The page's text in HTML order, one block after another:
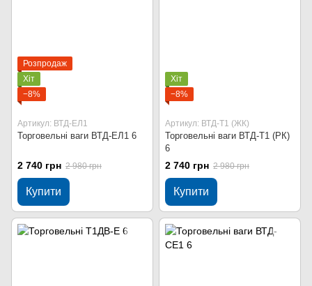
Розпродаж
Хіт
−8%
Артикул: ВТД-ЕЛ1
Торговельні ваги ВТД-ЕЛ1 6
2 740 грн 2 980 грн
Купити
Хіт
−8%
Артикул: ВТД-Т1 (ЖК)
Торговельні ваги ВТД-Т1 (РК)
6
2 740 грн 2 980 грн
Купити